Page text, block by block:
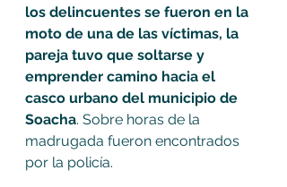
los delincuentes se fueron en la
moto de una de las víctimas, la
pareja tuvo que soltarse y
emprender camino hacia el
casco urbano del municipio de
Soacha. Sobre horas de la
madrugada fueron encontrados
por la policía.